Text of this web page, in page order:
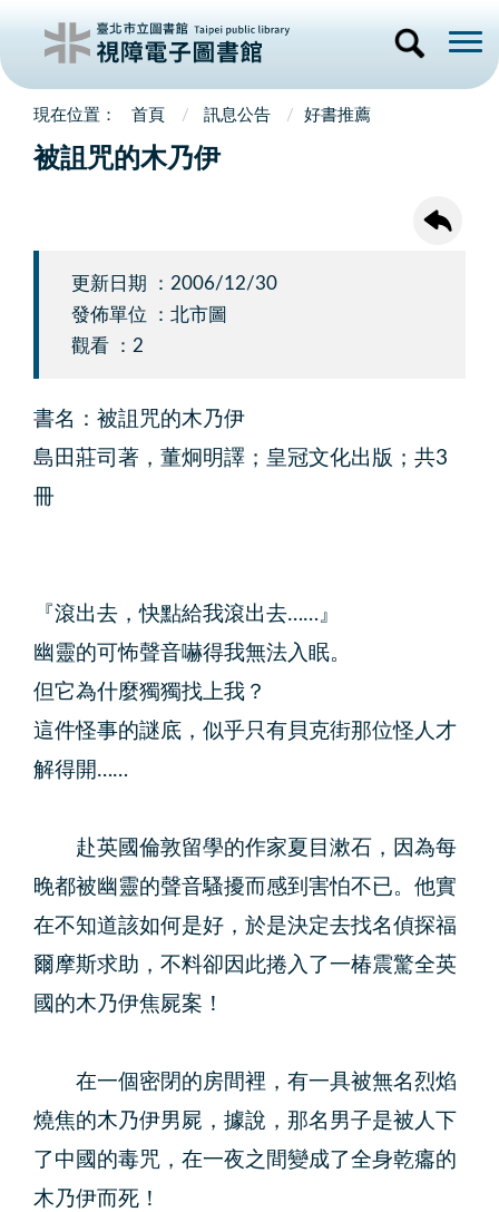
首頁 訊息公告 好書推薦
被詛咒的木乃伊
更新日期 ：2006/12/30
發佈單位 ：北市圖
觀看 ：2
書名：被詛咒的木乃伊
島田莊司著，董炯明譯；皇冠文化出版；共3
冊
『滾出去，快點給我滾出去……』
幽靈的可怖聲音嚇得我無法入眠。
但它為什麼獨獨找上我？
這件怪事的謎底，似乎只有貝克街那位怪人才
解得開……
赴英國倫敦留學的作家夏目漱石，因為每
晚都被幽靈的聲音騷擾而感到害怕不已。他實
在不知道該如何是好，於是決定去找名偵探福
爾摩斯求助，不料卻因此捲入了一椿震驚全英
國的木乃伊焦屍案！
在一個密閉的房間裡，有一具被無名烈焰
燒焦的木乃伊男屍，據說，那名男子是被人下
了中國的毒咒，在一夜之間變成了全身乾癟的
木乃伊而死！